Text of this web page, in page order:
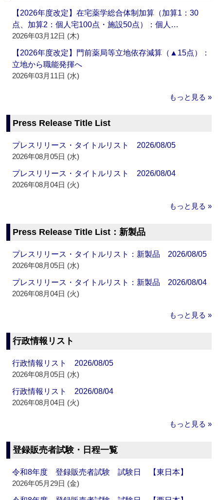
【2026年度改定】在宅薬学総合体制加算（加算1：30
点、加算2：個人宅100点・施設50点）：個人…
2026年03月12日 (木)
【2026年度改定】門前薬局等立地依存減算（▲15点）：
立地から職能発揮へ
2026年03月11日 (水)
もっと見る »
Press Release Title List
プレスリリース・タイトルリスト 2026/08/05
2026年08月05日 (水)
プレスリリース・タイトルリスト 2026/08/04
2026年08月04日 (火)
もっと見る »
Press Release Title List：新製品
プレスリリース・タイトルリスト：新製品 2026/08/05
2026年08月05日 (水)
プレスリリース・タイトルリスト：新製品 2026/08/04
2026年08月04日 (火)
もっと見る »
行政情報リスト
行政情報リスト 2026/08/05
2026年08月05日 (水)
行政情報リスト 2026/08/04
2026年08月04日 (火)
もっと見る »
登録販売者試験・日程一覧
令和8年度 登録販売者試験 試験日 【東日本】
2026年05月29日 (金)